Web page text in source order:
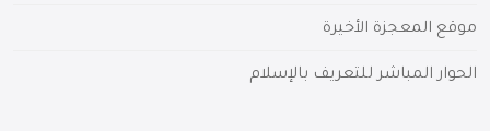
موقع المعجزة الأخيرة
الحوار المباشر للتعريف بالإسلام